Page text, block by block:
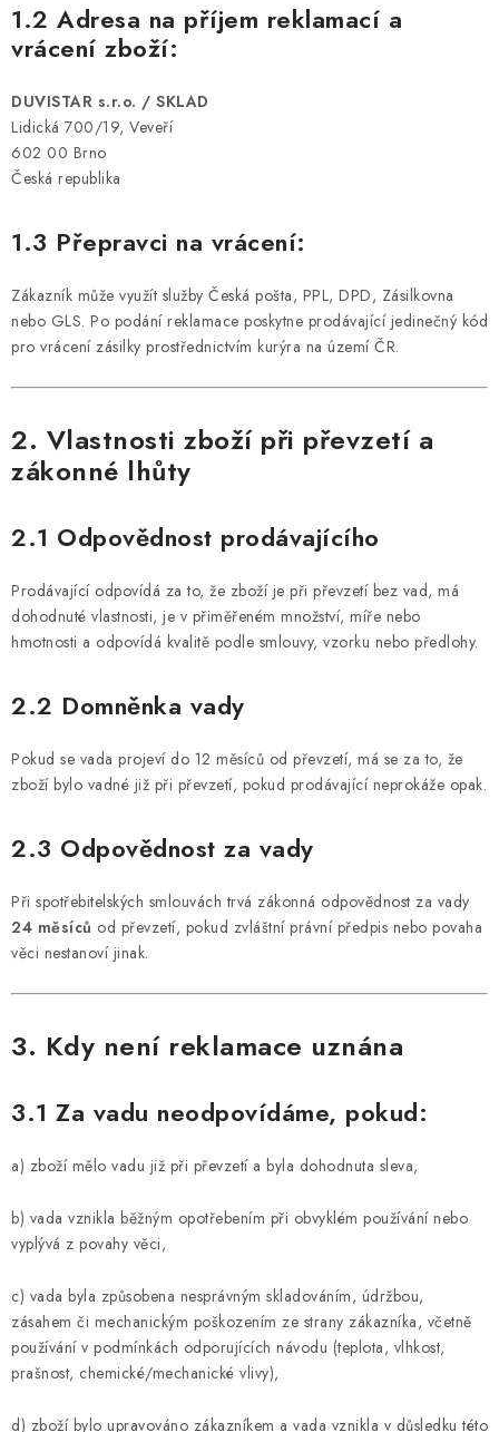
1.2 Adresa na příjem reklamací a
vrácení zboží:
DUVISTAR s.r.o. / SKLAD
Lidická 700/19, Veveří
602 00 Brno
Česká republika
1.3 Přepravci na vrácení:
Zákazník může využít služby Česká pošta, PPL, DPD, Zásilkovna
nebo GLS. Po podání reklamace poskytne prodávající jedinečný kód
pro vrácení zásilky prostřednictvím kurýra na území ČR.
2. Vlastnosti zboží při převzetí a
zákonné lhůty
2.1 Odpovědnost prodávajícího
Prodávající odpovídá za to, že zboží je při převzetí bez vad, má
dohodnuté vlastnosti, je v přiměřeném množství, míře nebo
hmotnosti a odpovídá kvalitě podle smlouvy, vzorku nebo předlohy.
2.2 Domněnka vady
Pokud se vada projeví do 12 měsíců od převzetí, má se za to, že
zboží bylo vadné již při převzetí, pokud prodávající neprokáže opak.
2.3 Odpovědnost za vady
Při spotřebitelských smlouvách trvá zákonná odpovědnost za vady
24 měsíců od převzetí, pokud zvláštní právní předpis nebo povaha
věci nestanoví jinak.
3. Kdy není reklamace uznána
3.1 Za vadu neodpovídáme, pokud:
a) zboží mělo vadu již při převzetí a byla dohodnuta sleva,
b) vada vznikla běžným opotřebením při obvyklém používání nebo
vyplývá z povahy věci,
c) vada byla způsobena nesprávným skladováním, údržbou,
zásahem či mechanickým poškozením ze strany zákazníka, včetně
používání v podmínkách odporujících návodu (teplota, vlhkost,
prašnost, chemické/mechanické vlivy),
d) zboží bylo upravováno zákazníkem a vada vznikla v důsledku této